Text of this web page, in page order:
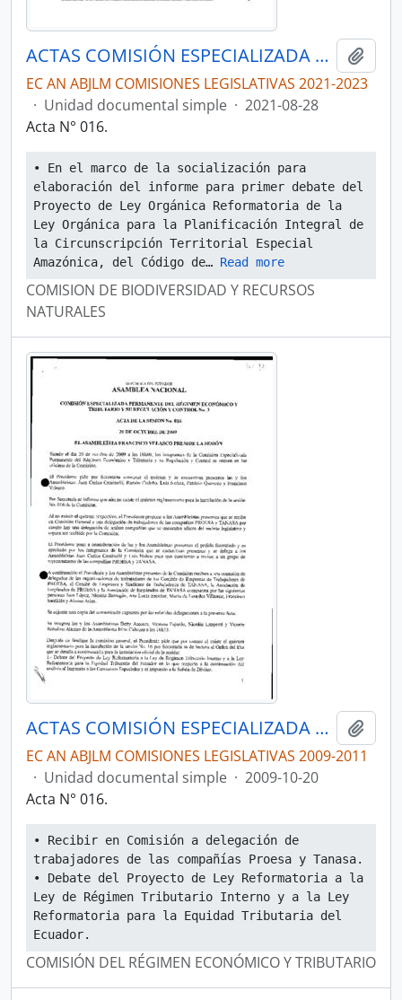
ACTAS COMISIÓN ESPECIALIZADA PERMANENTE DE BIODIVERSIDAD Y RECURSOS NATURALES
EC AN ABJLM COMISIONES LEGISLATIVAS 2021-2023
· Unidad documental simple · 2021-08-28
Acta N° 016.
• En el marco de la socialización para
elaboración del informe para primer debate del
Proyecto de Ley Orgánica Reformatoria de la
Ley Orgánica para la Planificación Integral de
la Circunscripción Territorial Especial
Amazónica, del Código de… Read more
COMISION DE BIODIVERSIDAD Y RECURSOS
NATURALES
ACTAS COMISIÓN ESPECIALIZADA PERMANENTE DEL RÉGIMEN ECONÓMICO Y TRIBUTARIO Y SU REGULACIÓN Y CONTROL
EC AN ABJLM COMISIONES LEGISLATIVAS 2009-2011
· Unidad documental simple · 2009-10-20
Acta N° 016.
• Recibir en Comisión a delegación de
trabajadores de las compañías Proesa y Tanasa.
• Debate del Proyecto de Ley Reformatoria a la
Ley de Régimen Tributario Interno y a la Ley
Reformatoria para la Equidad Tributaria del
Ecuador.
COMISIÓN DEL RÉGIMEN ECONÓMICO Y TRIBUTARIO